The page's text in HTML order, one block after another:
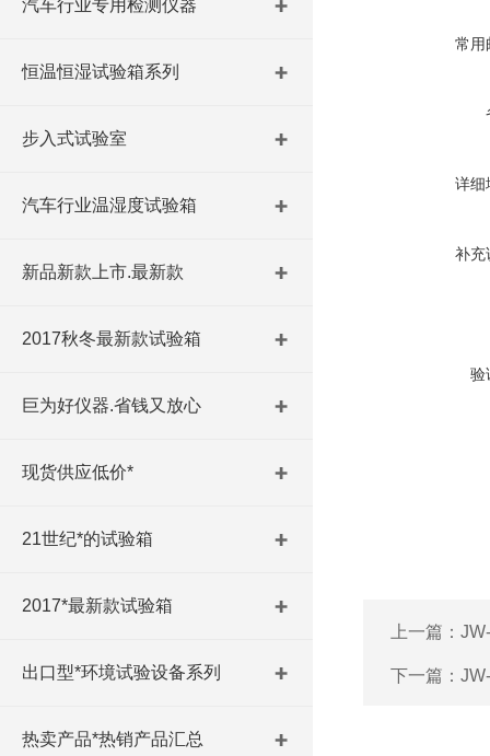
汽车行业专用检测仪器
恒温恒湿试验箱系列
步入式试验室
汽车行业温湿度试验箱
新品新款上市.最新款
2017秋冬最新款试验箱
巨为好仪器.省钱又放心
现货供应低价*
21世纪*的试验箱
2017*最新款试验箱
出口型*环境试验设备系列
热卖产品*热销产品汇总
常用
详细
补充
验
上一篇：
下一篇：